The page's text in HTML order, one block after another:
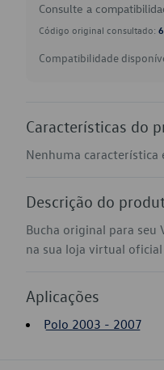
Consulte a
Código original consultado:
Compatibilidade
Características do
Nenhuma característica
Descrição do
Bucha original para seu
na sua loja virtual oficial
Aplicações
Polo 2003 - 2007